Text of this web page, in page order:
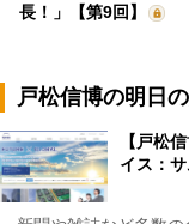
長！」【第9回】
戸松信博の明日
【戸松
イス：